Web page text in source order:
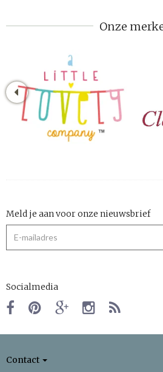
Onze
Meld je aan voor onze nieuwsbrief
Socialmedia
Contact